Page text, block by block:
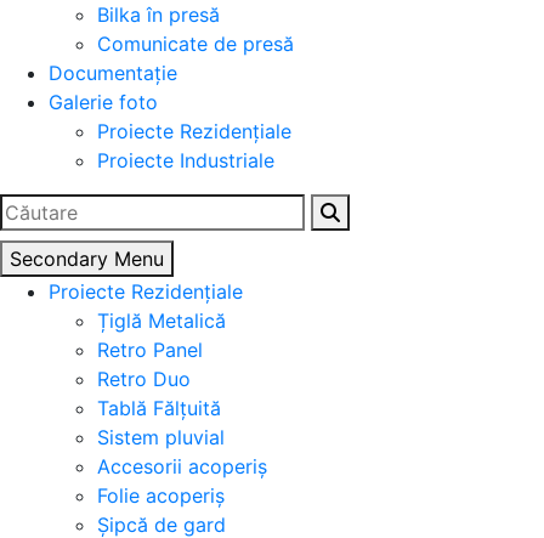
Bilka în presă
Comunicate de presă
Documentație
Galerie foto
Proiecte Rezidențiale
Proiecte Industriale
Caută
după:
Secondary Menu
Proiecte Rezidențiale
Țiglă Metalică
Retro Panel
Retro Duo
Tablă Fălțuită
Sistem pluvial
Accesorii acoperiș
Folie acoperiș
Șipcă de gard